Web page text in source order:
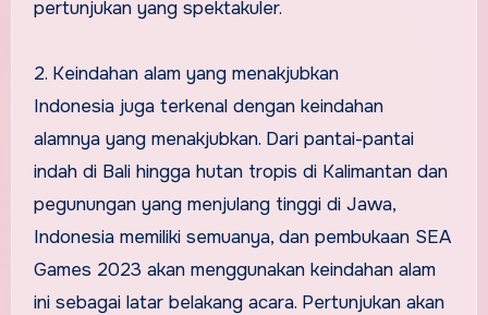
pertunjukan yang spektakuler.
2. Keindahan alam yang menakjubkan
Indonesia juga terkenal dengan keindahan
alamnya yang menakjubkan. Dari pantai-pantai
indah di Bali hingga hutan tropis di Kalimantan dan
pegunungan yang menjulang tinggi di Jawa,
Indonesia memiliki semuanya, dan pembukaan SEA
Games 2023 akan menggunakan keindahan alam
ini sebagai latar belakang acara. Pertunjukan akan